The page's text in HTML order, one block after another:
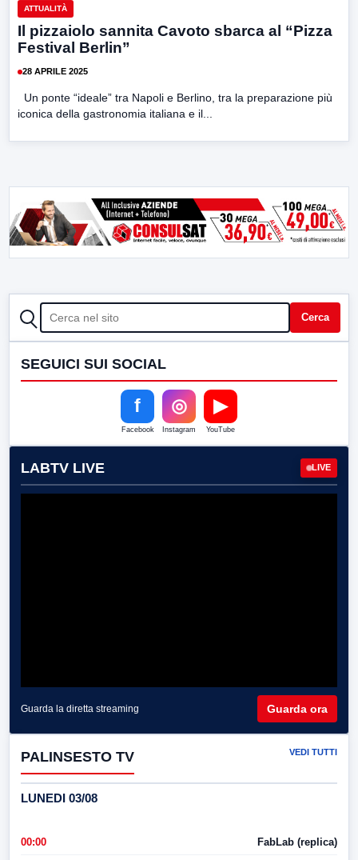
ATTUALITÀ
Il pizzaiolo sannita Cavoto sbarca al “Pizza
Festival Berlin”
28 APRILE 2025
Un ponte “ideale” tra Napoli e Berlino, tra la preparazione più
iconica della gastronomia italiana e il...
CERCA Cerca
SEGUICI SUI SOCIAL
f
Facebook
◎
Instagram
▶
YouTube
LABTV LIVE LIVE
Guarda la diretta streaming Guarda ora
PALINSESTO TV VEDI TUTTI
LUNEDI 03/08
00:00 FabLab (replica)